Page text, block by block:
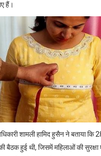
हैं।
शामली हामिद हुसैन ने बताया कि
बैठक हुई थी, जिसमें महिलाओं की